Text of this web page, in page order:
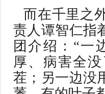
而在千里之
责人谭智仁指
团介绍：“一
厚、病害全
茬；另一边没